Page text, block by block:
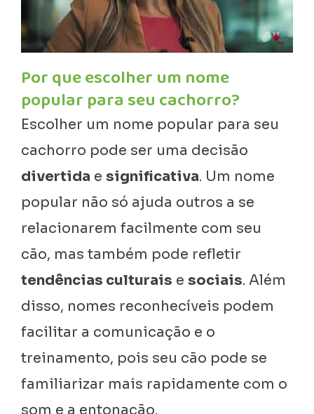
Por que escolher um nome
popular para seu cachorro?
Escolher um nome popular para seu
cachorro pode ser uma decisão
divertida e significativa. Um nome
popular não só ajuda outros a se
relacionarem facilmente com seu
cão, mas também pode refletir
tendências culturais e sociais. Além
disso, nomes reconhecíveis podem
facilitar a comunicação e o
treinamento, pois seu cão pode se
familiarizar mais rapidamente com o
som e a entonação.